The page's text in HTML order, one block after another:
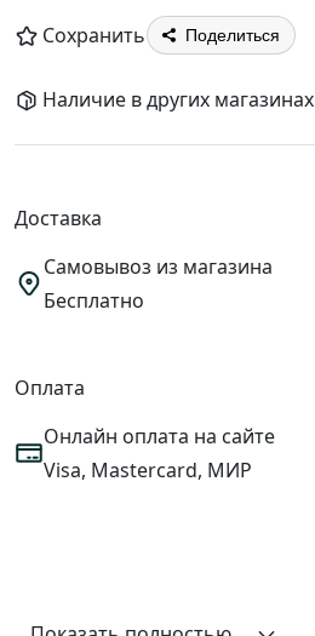
Сохранить Поделиться
Наличие в других магазинах
Доставка
Самовывоз из магазина
Бесплатно
Оплата
Онлайн оплата на сайте
Visa, Mastercard, МИР